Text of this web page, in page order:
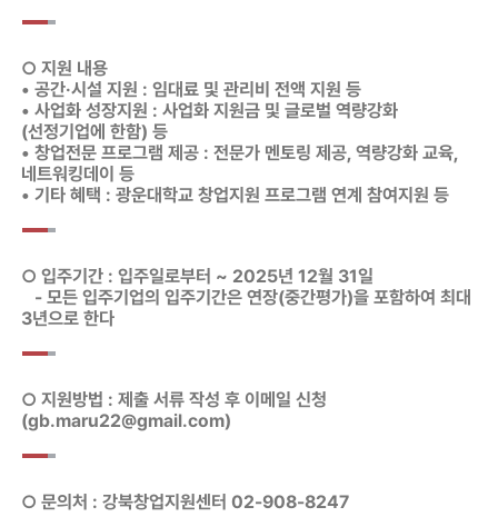
○ 지원 내용
• 공간·시설 지원 : 임대료 및 관리비 전액 지원 등
• 사업화 성장지원 : 사업화 지원금 및 글로벌 역량강화
(선정기업에 한함) 등
• 창업전문 프로그램 제공 : 전문가 멘토링 제공, 역량강화 교육,
네트워킹데이 등
• 기타 혜택 : 광운대학교 창업지원 프로그램 연계 참여지원 등
○ 입주기간 : 입주일로부터 ~ 2025년 12월 31일
- 모든 입주기업의 입주기간은 연장(중간평가)을 포함하여 최대
3년으로 한다
○ 지원방법 : 제출 서류 작성 후 이메일 신청
(gb.maru22@gmail.com)
○ 문의처 : 강북창업지원센터 02-908-8247